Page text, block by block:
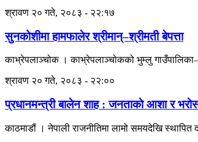
श्रावण २० गते, २०८३ - २२:१७
सुनकोशीमा हामफालेर श्रीमान्–श्रीमती बेपत्ता
काभ्रेपलाञ्चोक । काभ्रेपलाञ्चोकको भुम्लु
श्रावण २० गते, २०८३ - २२:००
प्रधानमन्त्री बालेन शाह : जनताकाे आशा र
काठमाडौं । नेपाली राजनीतिमा लामो समयदेखि